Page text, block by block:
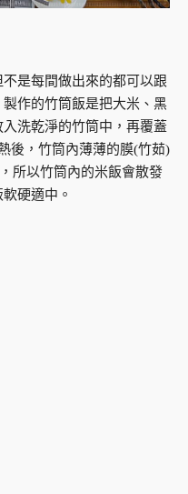
是每間做出來的都可以跟
製作的竹筒飯是把大米、黑
洗乾淨的竹筒中，再覆蓋
後，竹筒內薄薄的膜(竹茹)
所以竹筒內的米飯會散發
硬適中。